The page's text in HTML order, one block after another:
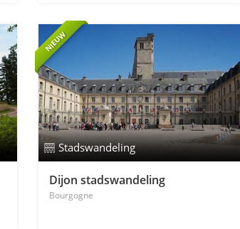
NIEUW
Stadswandeling
Dijon stadswandeling
Bourgogne